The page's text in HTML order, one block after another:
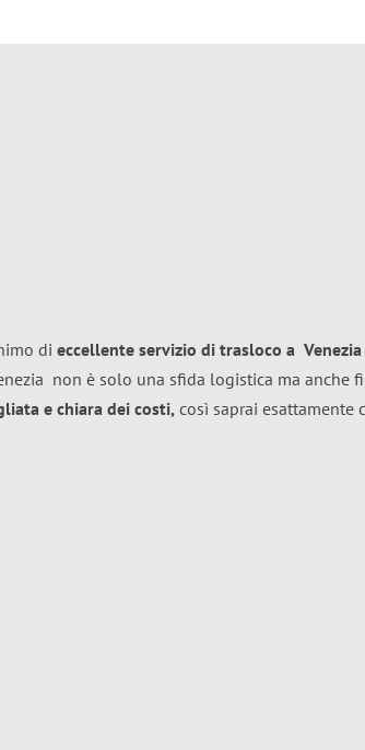
di eccellente servizio di trasloco a Venezia
non è solo una sfida logistica ma anche
e chiara dei costi, così saprai esattamente